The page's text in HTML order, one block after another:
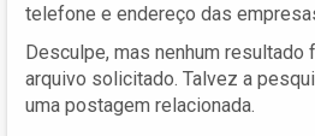
telefone e endereço das
Desculpe, mas nenhum resultado
arquivo solicitado. Talvez a
uma postagem relacionada.